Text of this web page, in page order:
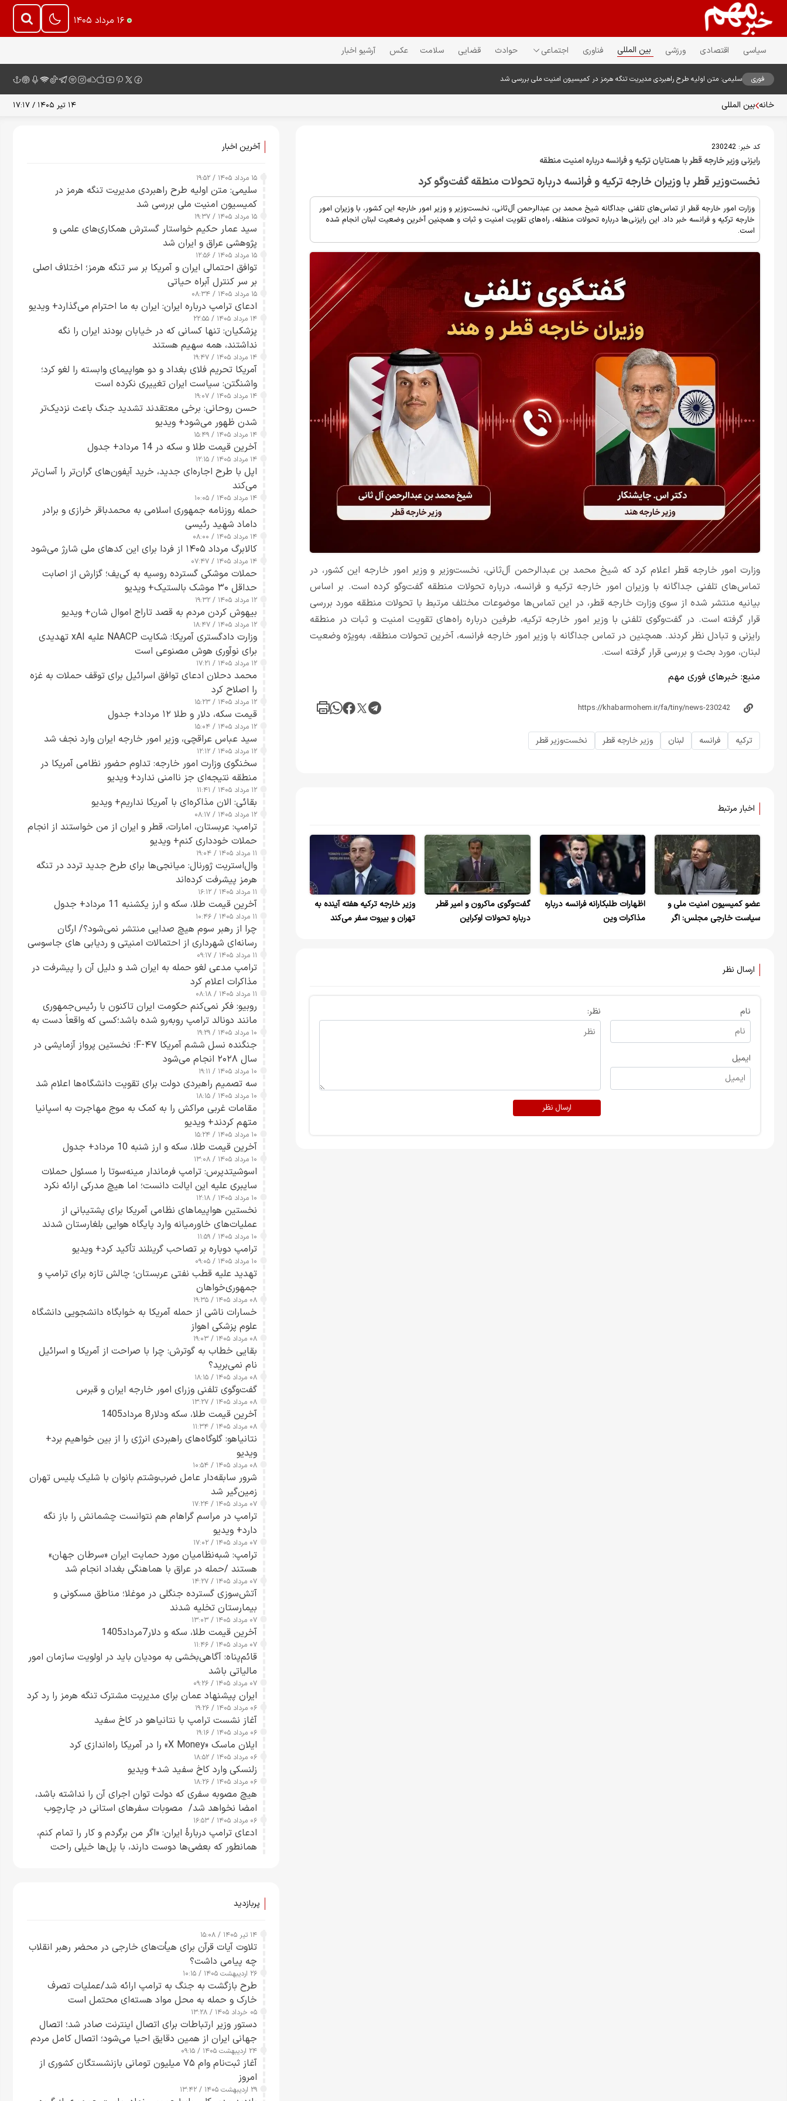
۱۶ مرداد ۱۴۰۵
سیاسی اقتصادی ورزشی بین المللی فناوری اجتماعی حوادث قضایی سلامت عکس آرشیو اخبار
فوری سلیمی: متن اولیه طرح راهبردی مدیریت تنگه هرمز در کمیسیون امنیت ملی بررسی شد
خانه بین المللی ۱۴ تیر ۱۴۰۵ / ۱۷:۱۷
کد خبر: 230242
رایزنی وزیر خارجه قطر با همتایان ترکیه و فرانسه درباره امنیت منطقه
نخست‌وزیر قطر با وزیران خارجه ترکیه و فرانسه درباره تحولات منطقه گفت‌وگو کرد
وزارت امور خارجه قطر از تماس‌های تلفنی جداگانه شیخ محمد بن عبدالرحمن آل‌ثانی، نخست‌وزیر و وزیر امور خارجه این کشور، با وزیران امور
خارجه ترکیه و فرانسه خبر داد. این رایزنی‌ها درباره تحولات منطقه، راه‌های تقویت امنیت و ثبات و همچنین آخرین وضعیت لبنان انجام شده
است.
وزارت امور خارجه قطر اعلام کرد که شیخ محمد بن عبدالرحمن آل‌ثانی، نخست‌وزیر و وزیر امور خارجه این کشور، در
تماس‌های تلفنی جداگانه با وزیران امور خارجه ترکیه و فرانسه، درباره تحولات منطقه گفت‌وگو کرده است. بر اساس
بیانیه منتشر شده از سوی وزارت خارجه قطر، در این تماس‌ها موضوعات مختلف مرتبط با تحولات منطقه مورد بررسی
قرار گرفته است. در گفت‌وگوی تلفنی با وزیر امور خارجه ترکیه، طرفین درباره راه‌های تقویت امنیت و ثبات در منطقه
رایزنی و تبادل نظر کردند. همچنین در تماس جداگانه با وزیر امور خارجه فرانسه، آخرین تحولات منطقه، به‌ویژه وضعیت
لبنان، مورد بحث و بررسی قرار گرفته است.
منبع: خبرهای فوری مهم
ترکیه فرانسه لبنان وزیر خارجه قطر نخست‌وزیر قطر
اخبار مرتبط
عضو کمیسیون امنیت ملی و
سیاست خارجی مجلس: اگر
آمریکا خواهد بود
اظهارات طلبکارانه فرانسه درباره
مذاکرات وین
گفت‌وگوی ماکرون و امیر قطر
درباره تحولات اوکراین
وزیر خارجه ترکیه هفته آینده به
تهران و بیروت سفر می‌کند
ارسال نظر
نام
ایمیل
نظر:
ارسال نظر
آخرین اخبار
۱۵ مرداد ۱۴۰۵ / ۱۹:۵۲
سلیمی: متن اولیه طرح راهبردی مدیریت تنگه هرمز در
کمیسیون امنیت ملی بررسی شد
۱۵ مرداد ۱۴۰۵ / ۱۹:۳۷
سید عمار حکیم خواستار گسترش همکاری‌های علمی و
پژوهشی عراق و ایران شد
۱۵ مرداد ۱۴۰۵ / ۱۲:۵۶
توافق احتمالی ایران و آمریکا بر سر تنگه هرمز؛ اختلاف اصلی
بر سر کنترل آبراه حیاتی
۱۵ مرداد ۱۴۰۵ / ۰۸:۳۴
ادعای ترامپ درباره ایران: ایران به ما احترام می‌گذارد+ ویدیو
۱۴ مرداد ۱۴۰۵ / ۲۲:۵۵
پزشکیان: تنها کسانی که در خیابان بودند ایران را نگه
نداشتند، همه سهیم هستند
۱۴ مرداد ۱۴۰۵ / ۱۹:۴۷
آمریکا تحریم فلای بغداد و دو هواپیمای وابسته را لغو کرد؛
واشنگتن: سیاست ایران تغییری نکرده است
۱۴ مرداد ۱۴۰۵ / ۱۹:۰۷
حسن روحانی: برخی معتقدند تشدید جنگ باعث نزدیک‌تر
شدن ظهور می‌شود+ ویدیو
۱۴ مرداد ۱۴۰۵ / ۱۵:۴۹
آخرین قیمت طلا و سکه در 14 مرداد+ جدول
۱۴ مرداد ۱۴۰۵ / ۱۲:۱۵
اپل با طرح اجاره‌ای جدید، خرید آیفون‌های گران‌تر را آسان‌تر
می‌کند
۱۴ مرداد ۱۴۰۵ / ۱۰:۰۵
حمله روزنامه جمهوری اسلامی به محمدباقر خرازی و برادر
داماد شهید رئیسی
۱۴ مرداد ۱۴۰۵ / ۰۸:۰۰
کالابرگ مرداد ۱۴۰۵ از فردا برای این کدهای ملی شارژ می‌شود
۱۴ مرداد ۱۴۰۵ / ۰۷:۴۷
حملات موشکی گسترده روسیه به کی‌یف؛ گزارش از اصابت
حداقل ۳۰ موشک بالستیک+ ویدیو
۱۲ مرداد ۱۴۰۵ / ۱۹:۳۲
بیهوش کردن مردم به قصد تاراج اموال شان+ ویدیو
۱۲ مرداد ۱۴۰۵ / ۱۸:۴۷
وزارت دادگستری آمریکا: شکایت NAACP علیه xAI تهدیدی
برای نوآوری هوش مصنوعی است
۱۲ مرداد ۱۴۰۵ / ۱۷:۲۱
محمد دحلان ادعای توافق اسرائیل برای توقف حملات به غزه
را اصلاح کرد
۱۲ مرداد ۱۴۰۵ / ۱۵:۲۳
قیمت سکه، دلار و طلا ۱۲ مرداد+ جدول
۱۲ مرداد ۱۴۰۵ / ۱۵:۰۴
سید عباس عراقچی، وزیر امور خارجه ایران وارد نجف شد
۱۲ مرداد ۱۴۰۵ / ۱۲:۱۲
سخنگوی وزارت امور خارجه: تداوم حضور نظامی آمریکا در
منطقه نتیجه‌ای جز ناامنی ندارد+ ویدیو
۱۲ مرداد ۱۴۰۵ / ۱۱:۴۱
بقائی: الان مذاکره‌ای با آمریکا نداریم+ ویدیو
۱۲ مرداد ۱۴۰۵ / ۰۸:۱۷
ترامپ: عربستان، امارات، قطر و ایران از من خواستند از انجام
حملات خودداری کنم+ ویدیو
۱۱ مرداد ۱۴۰۵ / ۱۹:۰۴
وال‌استریت ژورنال: میانجی‌ها برای طرح جدید تردد در تنگه
هرمز پیشرفت کرده‌اند
۱۱ مرداد ۱۴۰۵ / ۱۶:۱۲
آخرین قیمت طلا، سکه و ارز یکشنبه 11 مرداد+ جدول
۱۱ مرداد ۱۴۰۵ / ۱۰:۴۶
چرا از رهبر سوم هیچ صدایی منتشر نمی‌شود؟/ ارگان
رسانه‌ای شهرداری از احتمالات امنیتی و ردیابی های جاسوسی
گفت
۱۱ مرداد ۱۴۰۵ / ۰۹:۱۷
ترامپ مدعی لغو حمله به ایران شد و دلیل آن را پیشرفت در
مذاکرات اعلام کرد
۱۱ مرداد ۱۴۰۵ / ۰۸:۱۸
روبیو: فکر نمی‌کنم حکومت ایران تاکنون با رئیس‌جمهوری
مانند دونالد ترامپ روبه‌رو شده باشد؛کسی که واقعاً دست به
اقدام می‌زند
۱۰ مرداد ۱۴۰۵ / ۱۹:۲۹
جنگنده نسل ششم آمریکا F-۴۷؛ نخستین پرواز آزمایشی در
سال ۲۰۲۸ انجام می‌شود
۱۰ مرداد ۱۴۰۵ / ۱۹:۱۱
سه تصمیم راهبردی دولت برای تقویت دانشگاه‌ها اعلام شد
۱۰ مرداد ۱۴۰۵ / ۱۸:۱۵
مقامات غربی مراکش را به کمک به موج مهاجرت به اسپانیا
متهم کردند+ ویدیو
۱۰ مرداد ۱۴۰۵ / ۱۵:۲۴
آخرین قیمت طلا، سکه و ارز شنبه 10 مرداد+ جدول
۱۰ مرداد ۱۴۰۵ / ۱۳:۰۸
اسوشیتدپرس: ترامپ فرماندار مینه‌سوتا را مسئول حملات
سایبری علیه این ایالت دانست؛ اما هیچ مدرکی ارائه نکرد
۱۰ مرداد ۱۴۰۵ / ۱۲:۱۸
نخستین هواپیماهای نظامی آمریکا برای پشتیبانی از
عملیات‌های خاورمیانه وارد پایگاه هوایی بلغارستان شدند
۱۰ مرداد ۱۴۰۵ / ۱۱:۵۹
ترامپ دوباره بر تصاحب گرینلند تأکید کرد+ ویدیو
۱۰ مرداد ۱۴۰۵ / ۰۹:۰۵
تهدید علیه قطب نفتی عربستان؛ چالش تازه برای ترامپ و
جمهوری‌خواهان
۰۸ مرداد ۱۴۰۵ / ۱۹:۳۵
خسارات ناشی از حمله آمریکا به خوابگاه دانشجویی دانشگاه
علوم پزشکی اهواز
۰۸ مرداد ۱۴۰۵ / ۱۹:۰۳
بقایی خطاب به گوترش: چرا با صراحت از آمریکا و اسرائیل
نام نمی‌برید؟
۰۸ مرداد ۱۴۰۵ / ۱۸:۱۵
گفت‌وگوی تلفنی وزرای امور خارجه ایران و قبرس
۰۸ مرداد ۱۴۰۵ / ۱۳:۲۷
آخرین قیمت طلا، سکه ودلار8 مرداد1405
۰۸ مرداد ۱۴۰۵ / ۱۱:۳۴
نتانیاهو: گلوگاه‌های راهبردی انرژی را از بین خواهیم برد+
ویدیو
۰۸ مرداد ۱۴۰۵ / ۱۰:۵۴
شرور سابقه‌دار عامل ضرب‌وشتم بانوان با شلیک پلیس تهران
زمین‌گیر شد
۰۷ مرداد ۱۴۰۵ / ۱۷:۲۴
ترامپ در مراسم گراهام هم نتوانست چشمانش را باز نگه
دارد+ ویدیو
۰۷ مرداد ۱۴۰۵ / ۱۷:۰۲
ترامپ: شبه‌نظامیان مورد حمایت ایران «سرطان جهان»
هستند /حمله در عراق با هماهنگی بغداد انجام شد
۰۷ مرداد ۱۴۰۵ / ۱۴:۲۷
آتش‌سوزی گسترده جنگلی در موغلا؛ مناطق مسکونی و
بیمارستان تخلیه شدند
۰۷ مرداد ۱۴۰۵ / ۱۳:۰۳
آخرین قیمت طلا، سکه و دلار7مرداد1405
۰۷ مرداد ۱۴۰۵ / ۱۱:۴۶
قائم‌پناه: آگاهی‌بخشی به مودیان باید در اولویت سازمان امور
مالیاتی باشد
۰۷ مرداد ۱۴۰۵ / ۰۹:۲۶
ایران پیشنهاد عمان برای مدیریت مشترک تنگه هرمز را رد کرد
۰۶ مرداد ۱۴۰۵ / ۱۹:۲۶
آغاز نشست ترامپ با نتانیاهو در کاخ سفید
۰۶ مرداد ۱۴۰۵ / ۱۹:۱۶
ایلان ماسک «X Money» را در آمریکا راه‌اندازی کرد
۰۶ مرداد ۱۴۰۵ / ۱۸:۵۲
زلنسکی وارد کاخ سفید شد+ ویدیو
۰۶ مرداد ۱۴۰۵ / ۱۸:۲۶
هیچ مصوبه سفری که دولت توان اجرای آن را نداشته باشد،
امضا نخواهد شد/ مصوبات سفرهای استانی در چارچوب
قانون بودجه است+ عکس
۰۶ مرداد ۱۴۰۵ / ۱۶:۵۳
ادعای ترامپ دربارهٔ ایران: «اگر من برگردم و کار را تمام کنم،
همانطور که بعضی‌ها دوست دارند، با پل‌ها خیلی راحت
پربازدید
۱۴ تیر ۱۴۰۵ / ۱۵:۰۸
تلاوت آیات قرآن برای هیأت‌های خارجی در محضر رهبر انقلاب
چه پیامی داشت؟
۲۶ اردیبهشت ۱۴۰۵ / ۱۰:۱۵
طرح‌ بازگشت به جنگ به ترامپ ارائه شد/عملیات تصرف
خارک و حمله به محل مواد هسته‌ای محتمل است
۰۵ خرداد ۱۴۰۵ / ۱۳:۲۸
دستور وزیر ارتباطات برای اتصال اینترنت صادر شد؛ اتصال
جهانی ایران از همین دقایق احیا می‌شود؛ اتصال کامل مردم
تا ۲۴ ساعت آینده
۲۴ اردیبهشت ۱۴۰۵ / ۰۹:۱۵
آغاز ثبت‌نام وام ۷۵ میلیون تومانی بازنشستگان کشوری از
امروز
۲۹ اردیبهشت ۱۴۰۵ / ۱۳:۴۲